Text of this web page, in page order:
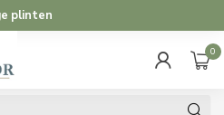
plinten
0